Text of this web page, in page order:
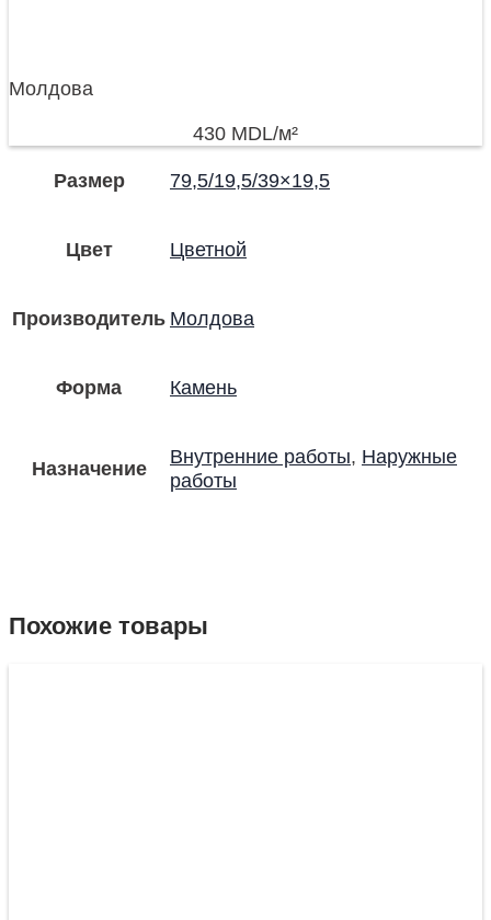
Молдова
430 MDL/м²
Размер 79,5/19,5/39×19,5
Цвет Цветной
Производитель Молдова
Форма Камень
Назначение
Внутренние работы, Наружные
работы
Похожие товары